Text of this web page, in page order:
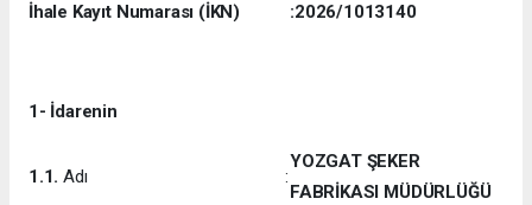
İhale Kayıt Numarası (İKN) :2026/1013140
1- İdarenin
1.1.Adı :
YOZGAT ŞEKER
FABRİKASI MÜDÜRLÜĞÜ